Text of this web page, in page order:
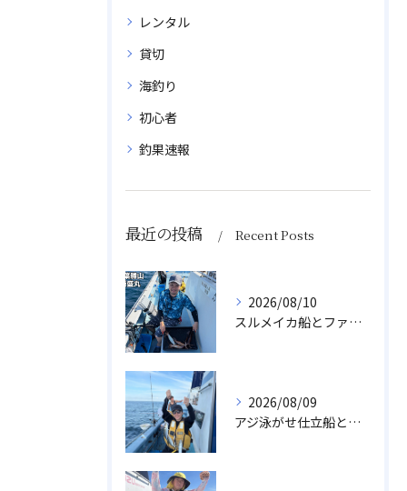
レンタル
貸切
海釣り
初心者
釣果速報
最近の投稿 Recent Posts
2026/08/10
スルメイカ船とファミリーアジ船
2026/08/09
アジ泳がせ仕立船とスルメイカ船